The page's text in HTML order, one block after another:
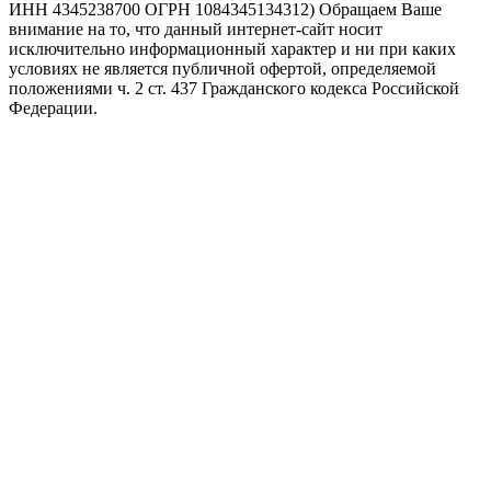
ИНН 4345238700 ОГРН 1084345134312) Обращаем Ваше
внимание на то, что данный интернет-сайт носит
исключительно информационный характер и ни при каких
условиях не является публичной офертой, определяемой
положениями ч. 2 ст. 437 Гражданского кодекса Российской
Федерации.